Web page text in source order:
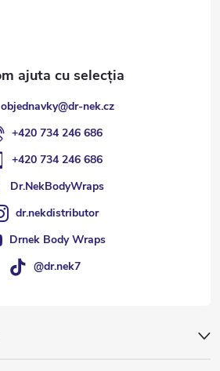
objednavky@dr-nek.cz
+420 734 246 686
+420 734 246 686
Dr.NekBodyWraps
dr.nekdistributor
Drnek Body Wraps
@dr.nek7